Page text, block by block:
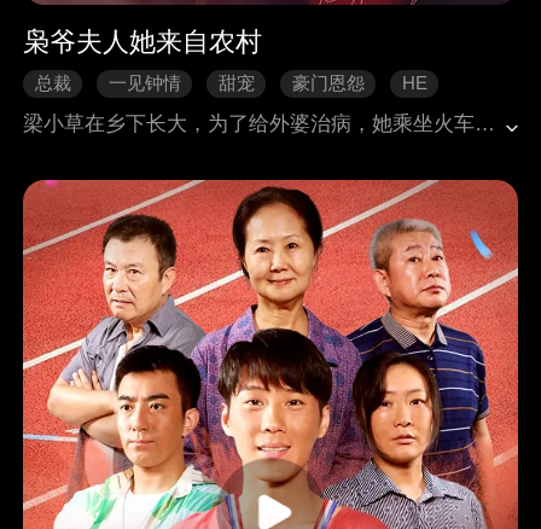
枭爷夫人她来自农村
总裁 一见钟情 甜宠 豪门恩怨
HE
现代言情
梁小草在乡下长大，为了给外婆治病，她乘坐火车去海城找爸爸拿钱，火车上邂逅了海城黑帮老大陆寒枭。陆寒枭被仇家追杀，身受重伤，被梁小草所救，两个人结下了不解之缘。回到海城后，陆寒枭对梁小草展开了霸道且轰动的追求……